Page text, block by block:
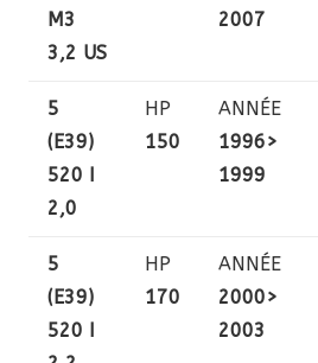
M3
3,2 US
2007
5
(E39)
520 I
2,0
HP
150
ANNÉE
1996>
1999
5
(E39)
520 I
HP
170
ANNÉE
2000>
2003